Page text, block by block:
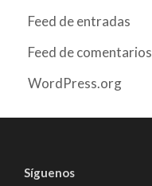
Feed de entradas
Feed de comentarios
WordPress.org
Síguenos